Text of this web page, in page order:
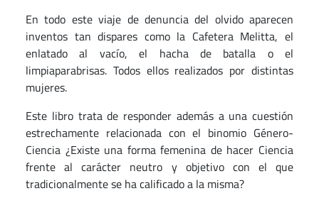
En todo este viaje de denuncia del olvido aparecen
inventos tan dispares como la Cafetera Melitta, el
enlatado al vacío, el hacha de batalla o el
limpiaparabrisas. Todos ellos realizados por distintas
mujeres.
Este libro trata de responder además a una cuestión
estrechamente relacionada con el binomio Género-
Ciencia ¿Existe una forma femenina de hacer Ciencia
frente al carácter neutro y objetivo con el que
tradicionalmente se ha calificado a la misma?